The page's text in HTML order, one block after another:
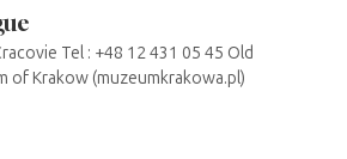
Tel : +48 12 431 05 45 Old
of Krakow (muzeumkrakowa.pl)